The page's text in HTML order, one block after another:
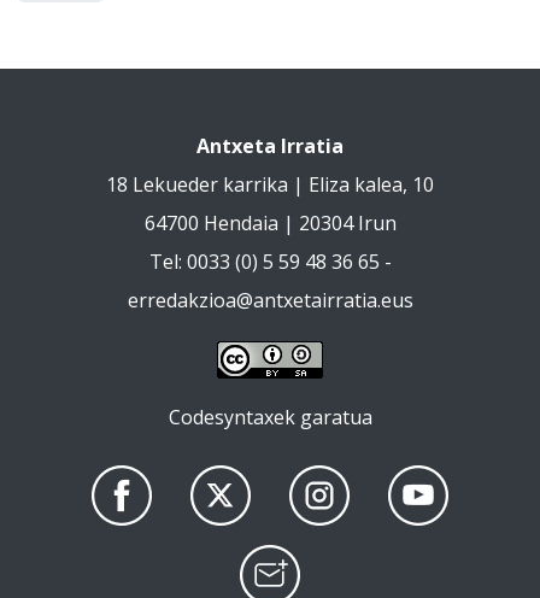
Antxeta Irratia
18 Lekueder karrika | Eliza kalea, 10
64700 Hendaia | 20304 Irun
Tel: 0033 (0) 5 59 48 36 65 -
erredakzioa@antxetairratia.eus
Codesyntaxek garatua